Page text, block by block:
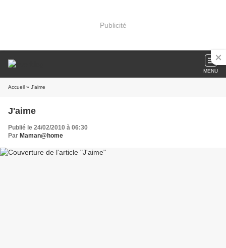
Publicité
MENU
Accueil » J'aime
J'aime
Publié le 24/02/2010 à 06:30
Par Maman@home